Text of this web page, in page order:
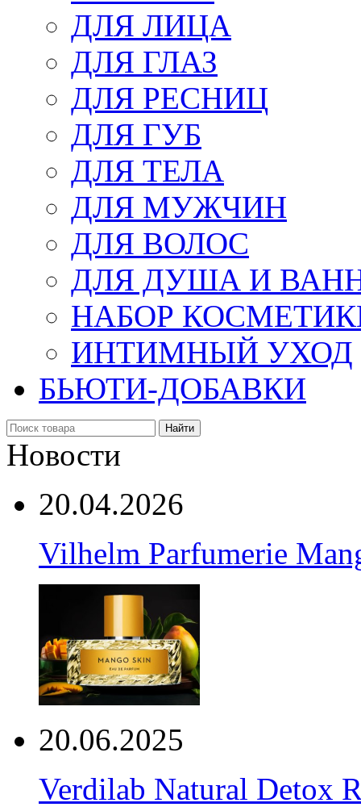
ДЛЯ ЛИЦА
ДЛЯ ГЛАЗ
ДЛЯ РЕСНИЦ
ДЛЯ ГУБ
ДЛЯ ТЕЛА
ДЛЯ МУЖЧИН
ДЛЯ ВОЛОС
ДЛЯ ДУША И
НАБОР
ИНТИМНЫЙ УХОД
БЬЮТИ-ДОБАВКИ
Найти
Новости
20.04.2026
Vilhelm Parfumerie
20.06.2025
Verdilab Natural Detox